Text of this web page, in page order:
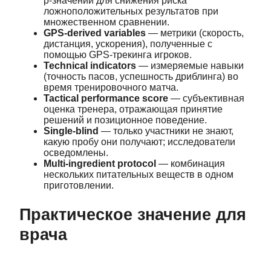
ложноположительных результатов при
множественном сравнении.
GPS‑derived variables — метрики (скорость,
дистанция, ускорения), полученные с
помощью GPS‑трекинга игроков.
Technical indicators — измеряемые навыки
(точность пасов, успешность дриблинга) во
время тренировочного матча.
Tactical performance score — субъективная
оценка тренера, отражающая принятие
решений и позиционное поведение.
Single‑blind — только участники не знают,
какую пробу они получают; исследователи
осведомлены.
Multi‑ingredient protocol — комбинация
нескольких питательных веществ в одном
приготовлении.
Практическое значение для
врача